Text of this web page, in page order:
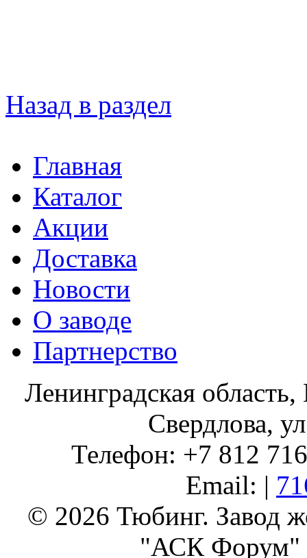
Назад в раздел
Главная
Каталог
Акции
Доставка
Новости
О заводе
Партнерство
Ленинградская
Свердлова,
Телефон: +7 812
Email: |
© 2026 Тюбинг. Завод
"АСК Форум"